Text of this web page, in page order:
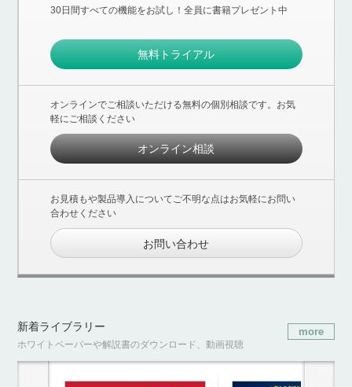
30日間すべての機能をお試し！全員に書籍プレゼント中
無料トライアル
オンラインでご相談いただける無料の個別相談です。お気
軽にご相談ください
オンライン相談
お見積もや製品導入についてご不明な点はお気軽にお問い
合わせください
お問い合わせ
新着ライブラリー
ホワイトペーパーや解説書のダウンロード、動画視聴
more